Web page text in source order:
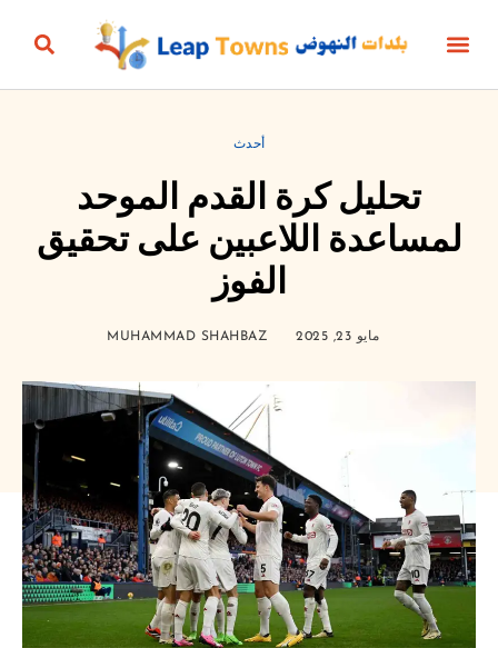
تحليل كرة القدم الموحد
لمساعدة اللاعبين على تحقيق
الفوز
MUHAMMAD SHAHBAZ